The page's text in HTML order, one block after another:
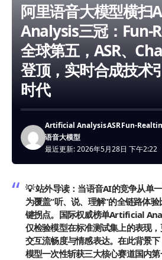
阿里语音大模型横
Analysis三冠：Fun-
全球第五，ASR、
登顶，实时合成技术
时代
最近更新: 2026年5月28日 下午2:22
Artificial AnalysisASRFun-
语音大模型
💡 站外导读： 当语音AI的竞争从单
为覆盖“听、说、理解”的全链路体
键拐点。国际权威榜单Artificial
仅检验模型在标准测试集上的表现
交互流畅度与情感表达。在此背景
模型一次性斩获三大核心赛道国内